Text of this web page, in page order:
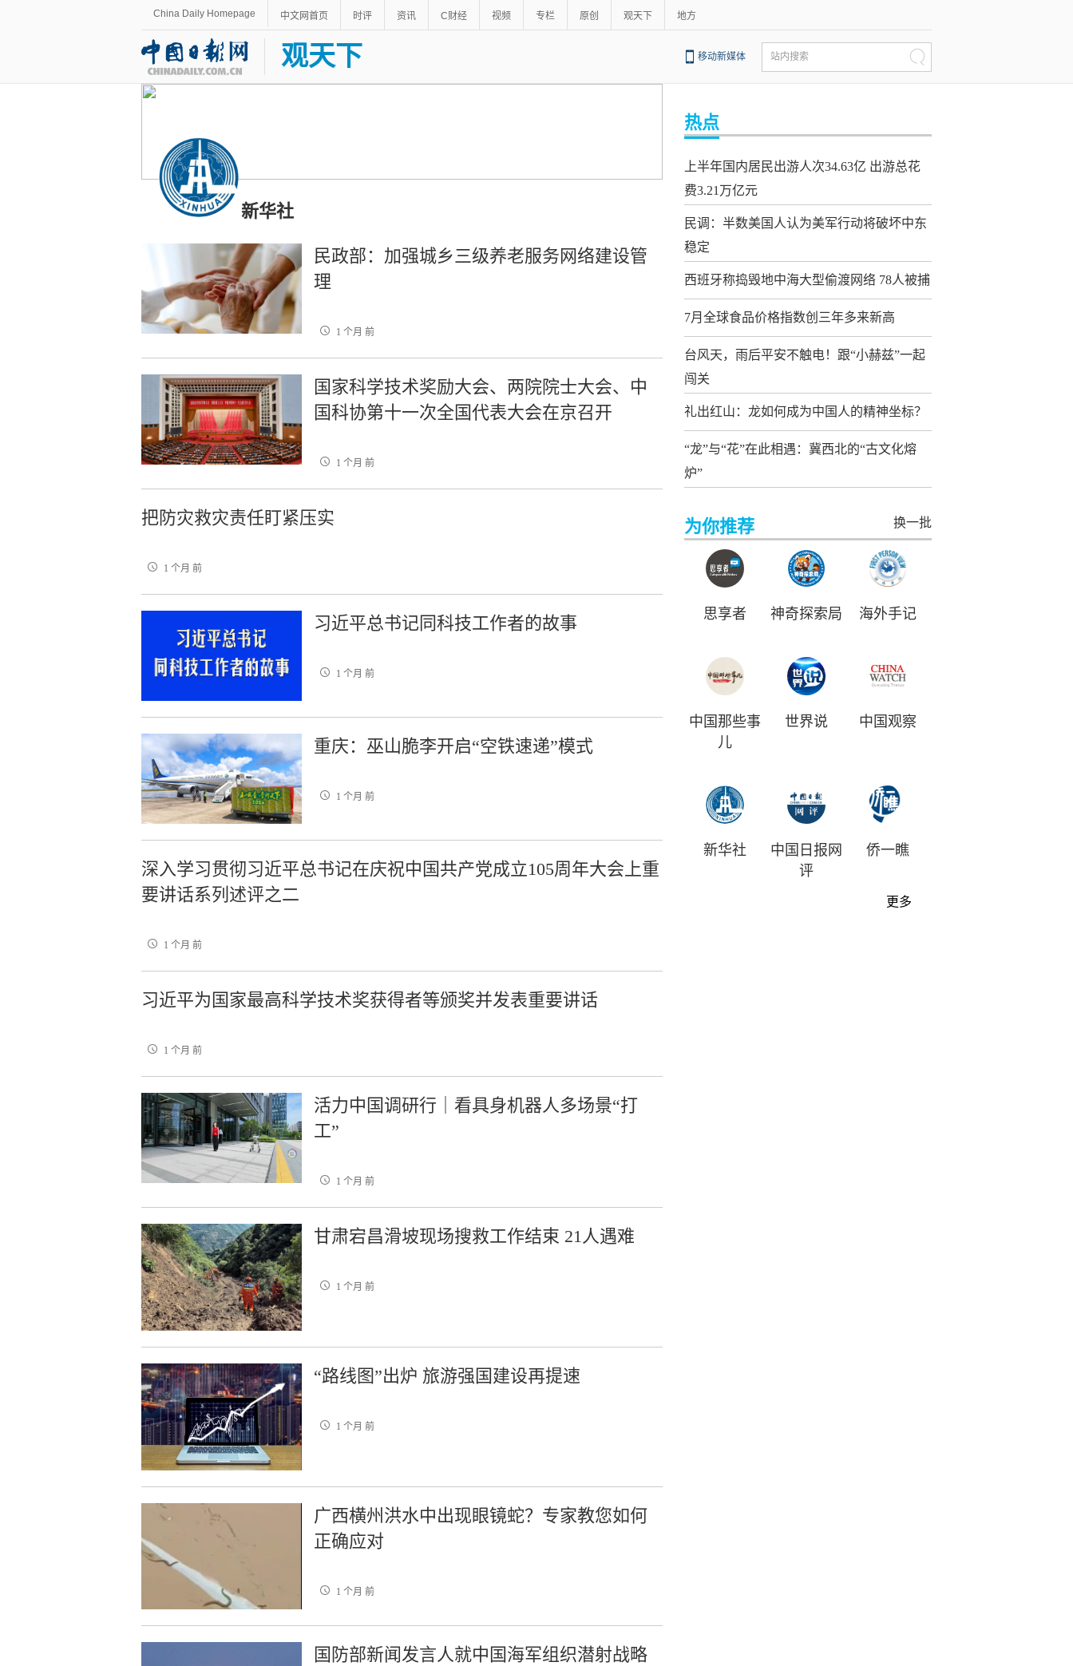
China Daily Homepage 中文网首页 时评 资讯 C财经 视频 专栏 原创 观天下 地方
观天下 移动新媒体 站内搜索
新华社
民政部：加强城乡三级养老服务网络建设管
理
1 个月 前
国家科学技术奖励大会、两院院士大会、中
国科协第十一次全国代表大会在京召开
1 个月 前
把防灾救灾责任盯紧压实
1 个月 前
习近平总书记同科技工作者的故事
1 个月 前
重庆：巫山脆李开启“空铁速递”模式
1 个月 前
深入学习贯彻习近平总书记在庆祝中国共产党成立105周年大会上重
要讲话系列述评之二
1 个月 前
习近平为国家最高科学技术奖获得者等颁奖并发表重要讲话
1 个月 前
活力中国调研行｜看具身机器人多场景“打
工”
1 个月 前
甘肃宕昌滑坡现场搜救工作结束 21人遇难
1 个月 前
“路线图”出炉 旅游强国建设再提速
1 个月 前
广西横州洪水中出现眼镜蛇？专家教您如何
正确应对
1 个月 前
国防部新闻发言人就中国海军组织潜射战略
热点
上半年国内居民出游人次34.63亿 出游总花
费3.21万亿元
民调：半数美国人认为美军行动将破坏中东
稳定
西班牙称捣毁地中海大型偷渡网络 78人被捕
7月全球食品价格指数创三年多来新高
台风天，雨后平安不触电！跟“小赫兹”一起
闯关
礼出红山：龙如何成为中国人的精神坐标？
“龙”与“花”在此相遇：冀西北的“古文化熔
炉”
为你推荐 换一批
思享者 神奇探索局 海外手记
中国那些事
儿
世界说 中国观察
新华社
中国日报网
评
侨一瞧
更多